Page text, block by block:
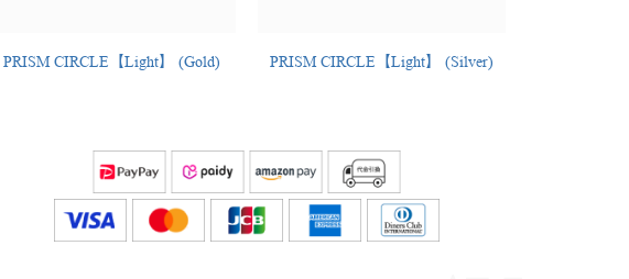
PRISM CIRCLE【Light】 (Gold) PRISM CIRCLE【Light】 (Silver)